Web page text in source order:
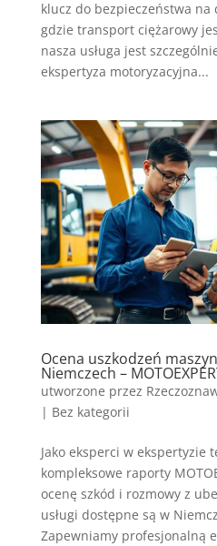
klucz do bezpieczeństwa na
gdzie transport ciężarowy
nasza usługa jest
ekspertyza motoryzacyjna...
Ocena uszkodzeń
Niemczech –
utworzone przez
| Bez kategorii
Jako eksperci w ekspertyzie
kompleksowe raporty
ocenę szkód i rozmowy z
usługi dostępne są w
Zapewniamy profesjonalną